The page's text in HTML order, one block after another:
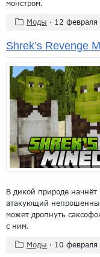
монстром.
Моды · 12 февраля
Shrek’s Revenge
В дикой природе
атакующий
может дропнуть
с ним.
Моды · 10 февраля